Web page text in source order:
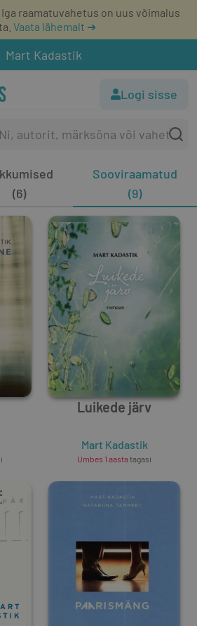
Iga raamatuvahetus on uus võimalus
Vaata lähemalt ➔
Mart Kadastik
Logi sisse
(6)
Sooviraamatud
(9)
Luikede järv
Mart Kadastik
Umbes 1 aastatagasi